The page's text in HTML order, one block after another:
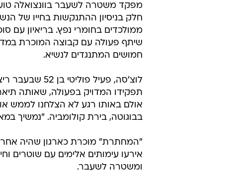
מפקד משטרה לשעבר בוונצואלה
חלק בניסיון ההתנקשות בחייו של
ממולכדים בחומרי נפץ. בריאיון עם
שיתף פעולה עם קבוצה המוכרת
חמושים המתנגדים לנשיא.
לוצ'סה, פעיל
תפקידו המדויק בפעולה, שאותה
אולם באותו רגע לא הצלחנו לממש
בבוגוטה, בירת קולומביה. "נמשיך
"המחתרת" מוכרת כארגון שהיה
אירעו עימותים אלימים עם שוטרים
ומשטרה לשעבר.